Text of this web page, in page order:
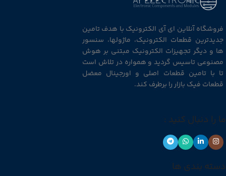
فروشگاه آنلاین ای آی الکترونیک با هدف تامین
جدیدترین قطعات الکترونیک، ماژولها، سنسور
ها و دیگر تجهیزات الکترونیک مبتنی بر هوش
مصنوعی تاسیس گردید و همواره در تلاش است
تا با تامین قطعات اصلی و اورجینال معضل
قطعات فیک بازار را برطرف کند.
ما را دنبال کنید :
دسته بندی ها